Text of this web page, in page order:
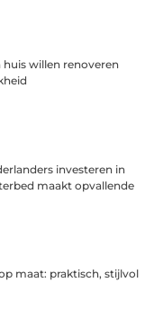
huis willen renoveren
investeren in
maakt opvallende
maat: praktisch, stijlvol